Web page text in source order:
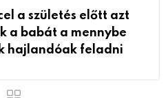
a születés előtt azt
a babát a mennybe
hajlandóak feladni